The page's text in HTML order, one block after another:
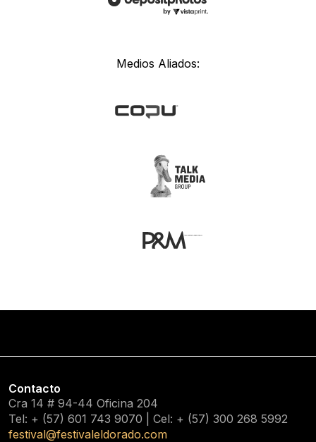
Medios Aliados:
Contacto
Cra 14 # 94-44 Oficina 204
Tel: + (57) 601 743 9070 | Cel: + (57) 300 268 5992
festival@festivaleldorado.com